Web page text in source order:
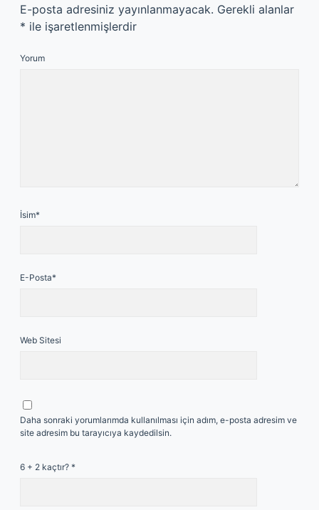
E-posta adresiniz yayınlanmayacak. Gerekli alanlar
* ile işaretlenmişlerdir
Yorum
İsim*
E-Posta*
Web Sitesi
Daha sonraki yorumlarımda kullanılması için adım, e-posta adresim ve
site adresim bu tarayıcıya kaydedilsin.
6 + 2 kaçtır? *